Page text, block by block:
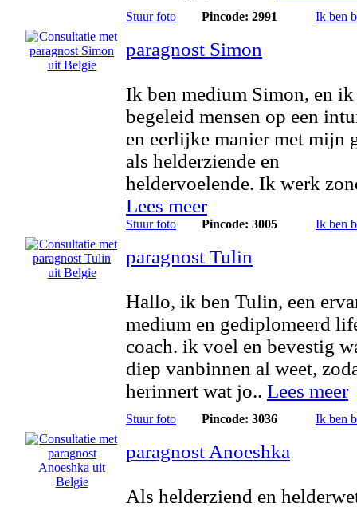
Stuur foto Pincode: 2991 Ik ben
paragnost Simon
Ik ben medium Simon, en ik
begeleid mensen op een
en eerlijke manier met mijn
als helderziende en
heldervoelende. Ik werk
Lees meer
Stuur foto Pincode: 3005 Ik ben
paragnost Tulin
Hallo, ik ben Tulin, een
medium en gediplomeerd
coach. ik voel en bevestig
diep vanbinnen al weet,
herinnert wat jo.. Lees meer
Stuur foto Pincode: 3036 Ik ben
paragnost Anoeshka
Als helderziend en